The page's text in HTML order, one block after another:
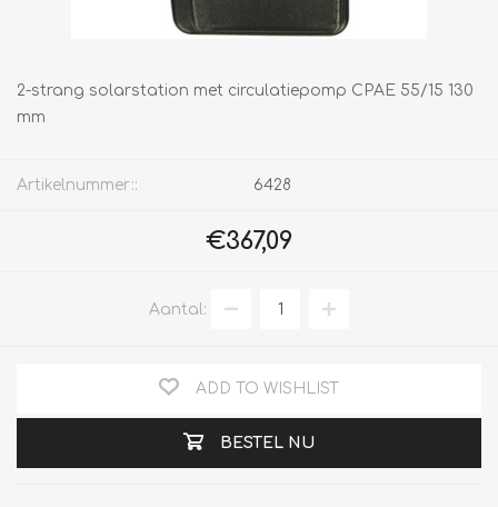
2-strang solarstation met circulatiepomp CPAE 55/15 130
mm
Artikelnummer:: 6428
€367,09
Aantal:
ADD TO WISHLIST
BESTEL NU